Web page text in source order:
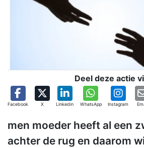
Deel deze actie
Facebook X Linkedin WhatsApp Instagram
men moeder heeft al een
achter de rug en daarom